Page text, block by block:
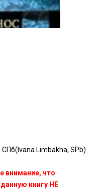
Limbakha, SPb)
внимание, что
книгу НЕ